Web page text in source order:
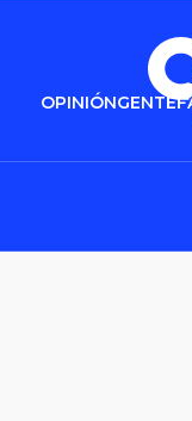
OPINIÓNGENTE